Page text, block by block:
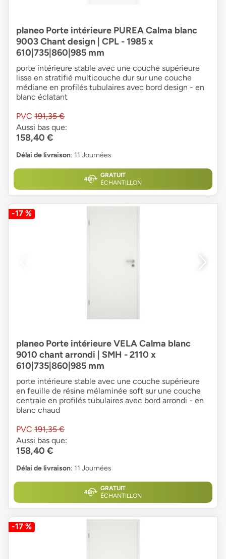
planeo Porte intérieure PUREA Calma blanc
9003 Chant design | CPL - 1985 x
610|735|860|985 mm
porte intérieure stable avec une couche supérieure
lisse en stratifié multicouche dur sur une couche
médiane en profilés tubulaires avec bord design - en
blanc éclatant
PVC 191,35 €
Aussi bas que:
158,40 €
Délai de livraison: 11 Journées
GRATUIT
ÉCHANTILLON
-17 %
planeo Porte intérieure VELA Calma blanc
9010 chant arrondi | SMH - 2110 x
610|735|860|985 mm
porte intérieure stable avec une couche supérieure
en feuille de résine mélaminée soft sur une couche
centrale en profilés tubulaires avec bord arrondi - en
blanc chaud
PVC 191,35 €
Aussi bas que:
158,40 €
Délai de livraison: 11 Journées
GRATUIT
ÉCHANTILLON
-17 %